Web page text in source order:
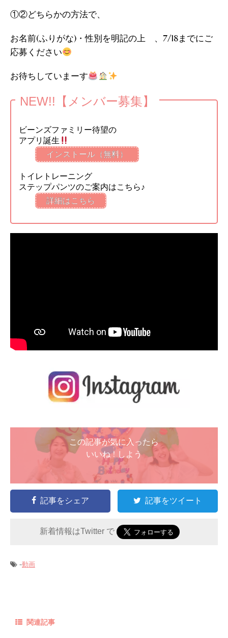
①②どちらかの方法で、
お名前(ふりがな)・性別を明記の上 、7/18までにご
応募ください
お待ちしていまーす
NEW!!【メンバー募集】
ビーンズファミリー待望の
アプリ誕生
インストール（無料）
トイレトレーニング
ステップパンツのご案内はこちら♪
詳細はこちら
この記事が気に入ったら
いいね ! しよう
記事をシェア 記事をツイート
新着情報はTwitter で
-動画
関連記事